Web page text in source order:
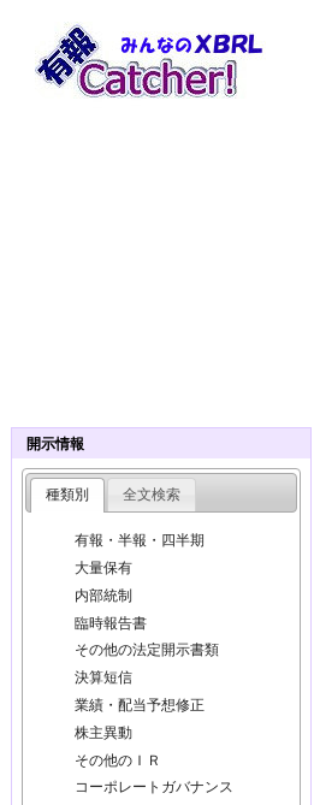
開示情報
種類別 全文検索
有報・半報・四半期
大量保有
内部統制
臨時報告書
その他の法定開示書類
決算短信
業績・配当予想修正
株主異動
その他のＩＲ
コーポレートガバナンス